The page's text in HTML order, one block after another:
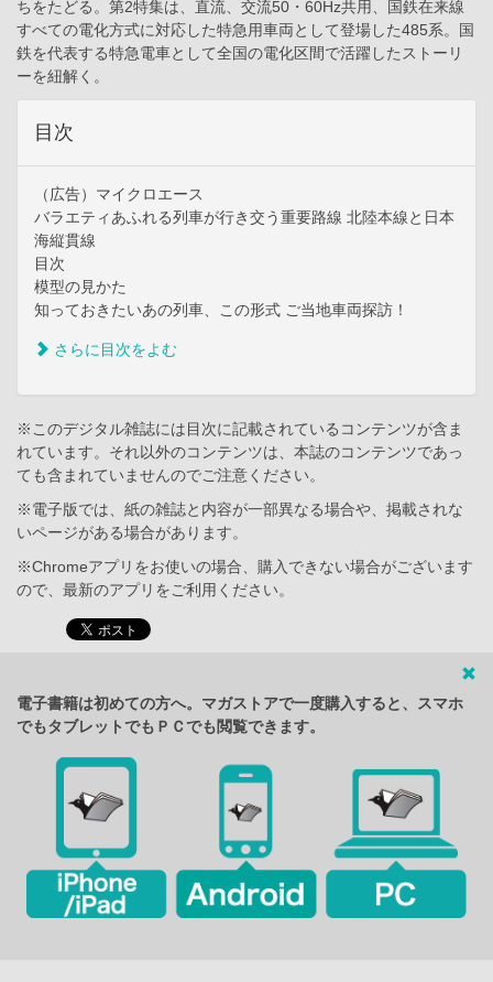
ちをたどる。第2特集は、直流、交流50・60Hz共用、国鉄在来線
すべての電化方式に対応した特急用車両として登場した485系。国
鉄を代表する特急電車として全国の電化区間で活躍したストーリ
ーを紐解く。
目次
（広告）マイクロエース
バラエティあふれる列車が行き交う重要路線 北陸本線と日本
海縦貫線
目次
模型の見かた
知っておきたいあの列車、この形式 ご当地車両探訪！
さらに目次をよむ
※このデジタル雑誌には目次に記載されているコンテンツが含ま
れています。それ以外のコンテンツは、本誌のコンテンツであっ
ても含まれていませんのでご注意ください。
※電子版では、紙の雑誌と内容が一部異なる場合や、掲載されな
いページがある場合があります。
※Chromeアプリをお使いの場合、購入できない場合がございます
ので、最新のアプリをご利用ください。
電子書籍は初めての方へ。マガストアで一度購入すると、スマホ
でもタブレットでもＰＣでも閲覧できます。